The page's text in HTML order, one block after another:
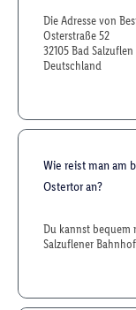
Die Adresse von
Osterstraße 52
32105 Bad Salzuflen
Deutschland
Wie reist man am
Ostertor an?
Du kannst bequem
Salzuflener